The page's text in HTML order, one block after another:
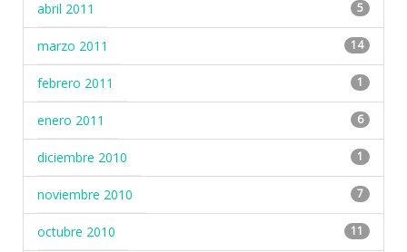
abril 2011 5
marzo 2011 14
febrero 2011 1
enero 2011 6
diciembre 2010 1
noviembre 2010 7
octubre 2010 11